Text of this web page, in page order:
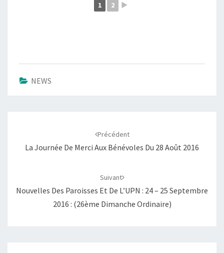
1 2 ►
NEWS
Précédent
La Journée De Merci Aux Bénévoles Du 28 Août 2016
Suivant
Nouvelles Des Paroisses Et De L’UPN : 24 – 25 Septembre
2016 : (26ème Dimanche Ordinaire)